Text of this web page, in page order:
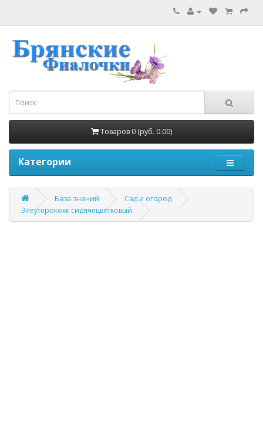
Товаров 0 (руб. 0.00)
Категории
База знаний
Сад и огород
Элеутерококк сидячецветковый